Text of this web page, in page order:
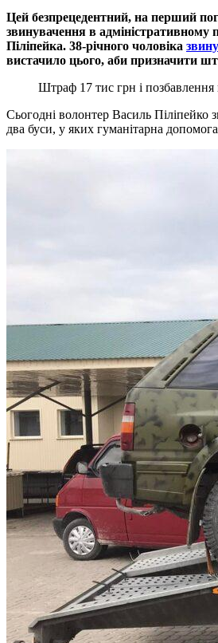
Цей безпрецедентний, на перший
звинувачення в
Піліпейка. 38-річного чоловіка
вистачило цього, аби призначити
Штраф 17 тис грн і позбавлення
Сьогодні волонтер Василь Піліпейко
два буси, у яких гуманітарна